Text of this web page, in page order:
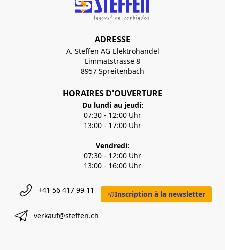
ADRESSE
A. Steffen AG Elektrohandel
Limmatstrasse 8
8957 Spreitenbach
HORAIRES D'OUVERTURE
Du lundi au jeudi:
07:30 - 12:00 Uhr
13:00 - 17:00 Uhr
Vendredi:
07:30 - 12:00 Uhr
13:00 - 16:00 Uhr
+41 56 417 99 11
verkauf@steffen.ch
Inscription à la newsletter